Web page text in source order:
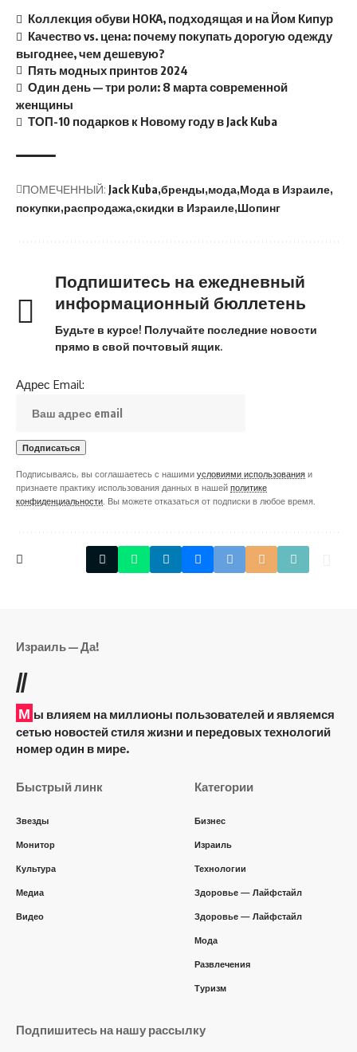
Коллекция обуви HOKA, подходящая и на Йом Кипур
Качество vs. цена: почему покупать дорогую одежду
выгоднее, чем дешевую?
Пять модных принтов 2024
Один день — три роли: 8 марта современной
женщины
ТОП-10 подарков к Новому году в Jack Kuba
ПОМЕЧЕННЫЙ: Jack Kuba бренды мода Мода в Израиле
покупки распродажа скидки в Израиле Шопинг
Подпишитесь на ежедневный
информационный бюллетень
Будьте в курсе! Получайте последние новости
прямо в свой почтовый ящик.
Адрес Email:
Подписываясь, вы соглашаетесь с нашими условиями использования и
признаете практику использования данных в нашей политике
конфиденциальности . Вы можете отказаться от подписки в любое время.
Израиль — Да!
//
М ы влияем на миллионы пользователей и являемся
сетью новостей стиля жизни и передовых технологий
номер один в мире.
Быстрый линк
Звезды
Монитор
Культура
Медиа
Видео
Категории
Бизнес
Израиль
Технологии
Здоровье — Лайфстайл
Здоровье — Лайфстайл
Мода
Развлечения
Туризм
Подпишитесь на нашу рассылку